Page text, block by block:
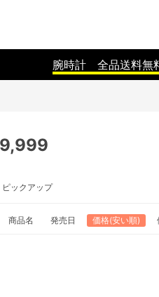
腕時計 全品送料無
ピックアップ
商品名 発売日 価格(安い順)